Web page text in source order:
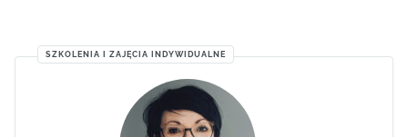
SZKOLENIA I ZAJĘCIA INDYWIDUALNE